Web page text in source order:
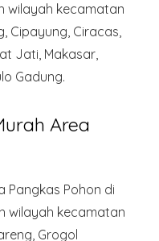
wilayah kecamatan
Cipayung, Ciracas,
Jati, Makasar,
Gadung.
Area
Pangkas Pohon di
wilayah kecamatan
Grogol